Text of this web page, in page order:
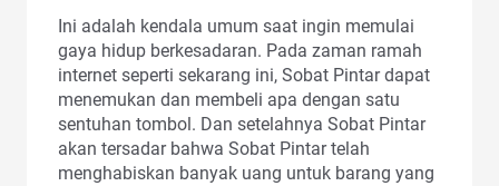
Ini adalah kendala umum saat ingin memulai
gaya hidup berkesadaran. Pada zaman ramah
internet seperti sekarang ini, Sobat Pintar dapat
menemukan dan membeli apa dengan satu
sentuhan tombol. Dan setelahnya Sobat Pintar
akan tersadar bahwa Sobat Pintar telah
menghabiskan banyak uang untuk barang yang